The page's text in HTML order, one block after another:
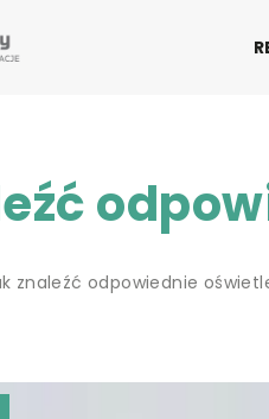
znaleźć odpowiednie